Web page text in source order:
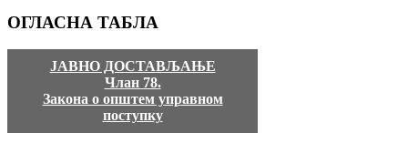
ОГЛАСНА ТАБЛА
ЈАВНО ДОСТАВЉАЊЕ
Члан 78.
Закона о општем управном
поступку